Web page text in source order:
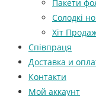
Пакети
Солодкі
Хіт
Співпраця
Доставка и
Контакти
Мой аккаунт